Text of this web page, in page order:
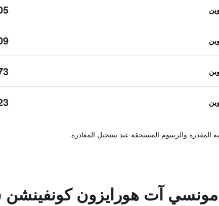
المقدرة والرسوم المستحقة عند تسجيل المغادرة.
مونسي آت هورايزون كونفينشن